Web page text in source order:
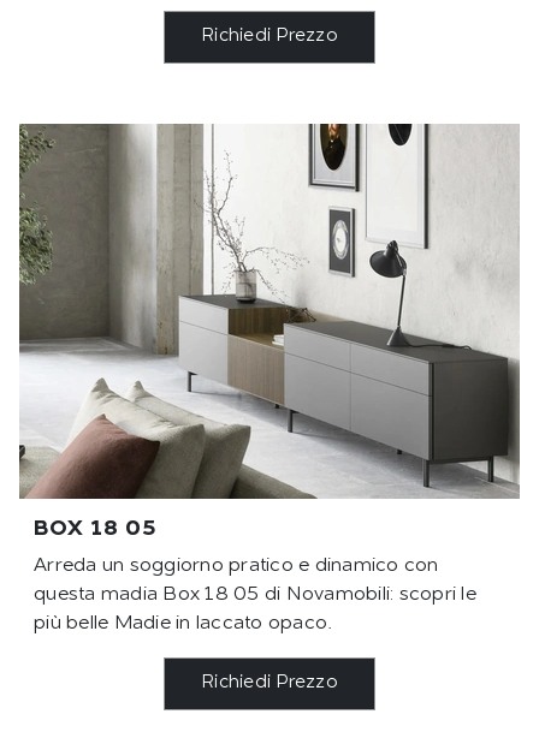
Richiedi Prezzo
BOX 18 05
Arreda un soggiorno pratico e dinamico con
questa madia Box 18 05 di Novamobili: scopri le
più belle Madie in laccato opaco.
Richiedi Prezzo